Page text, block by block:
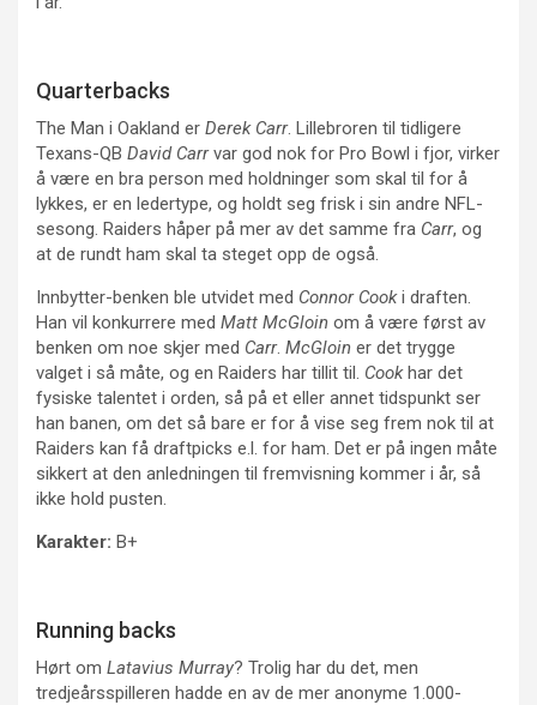
Quarterbacks
The Man i Oakland er Derek Carr. Lillebroren til tidligere
Texans-QB David Carrvar god nok for Pro Bowl i fjor, virker
å være en bra person med holdninger som skal til for å
lykkes, er en ledertype, og holdt seg frisk i sin andre NFL-
sesong. Raiders håper på mer av det samme fra Carr, og
at de rundt ham skal ta steget opp de også.
Innbytter-benken ble utvidet med Connor Cooki draften.
Han vil konkurrere med Matt McGloin om å være først av
benken om noe skjer med Carr. McGloin er det trygge
valget i så måte, og en Raiders har tillit til. Cookhar det
fysiske talentet i orden, så på et eller annet tidspunkt ser
han banen, om det så bare er for å vise seg frem nok til at
Raiders kan få draftpicks e.l. for ham. Det er på ingen måte
sikkert at den anledningen til fremvisning kommer i år, så
ikke hold pusten.
Karakter: B+
Running backs
Hørt om Latavius Murray? Trolig har du det, men
tredjeårsspilleren hadde en av de mer anonyme 1.000-